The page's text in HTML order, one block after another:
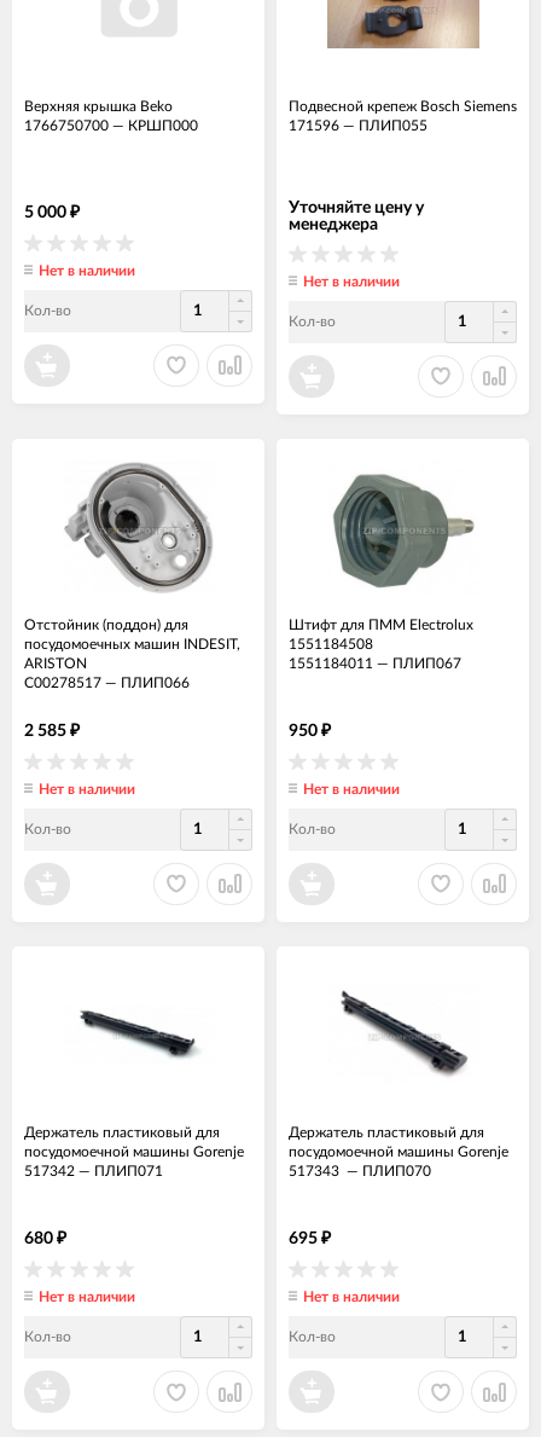
Верхняя крышка Beko
1766750700 — КРШП000
5 000 ₽
Нет в наличии
Кол-во
Подвесной крепеж Bosch Siemens
171596 — ПЛИП055
Уточняйте цену у
менеджера
Нет в наличии
Кол-во
Отстойник (поддон) для
посудомоечных машин INDESIT,
ARISTON
C00278517 — ПЛИП066
2 585 ₽
Нет в наличии
Кол-во
Штифт для ПММ Electrolux
1551184508
1551184011 — ПЛИП067
950 ₽
Нет в наличии
Кол-во
Держатель пластиковый для
посудомоечной машины Gorenje
517342 — ПЛИП071
680 ₽
Нет в наличии
Кол-во
Держатель пластиковый для
посудомоечной машины Gorenje
517343 — ПЛИП070
695 ₽
Нет в наличии
Кол-во